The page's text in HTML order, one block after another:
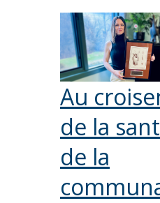
Au
de la
de la